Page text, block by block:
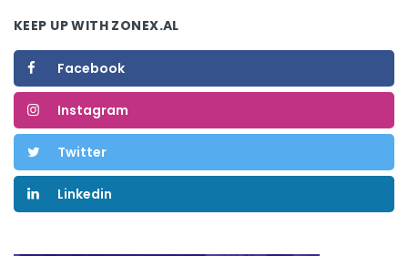
KEEP UP WITH ZONEX.AL
Facebook
Instagram
Twitter
Linkedin